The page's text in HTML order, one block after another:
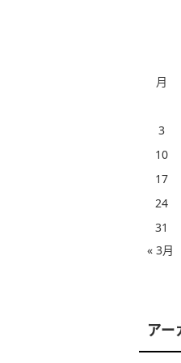
月
3
10
17
24
31
« 3月
アー